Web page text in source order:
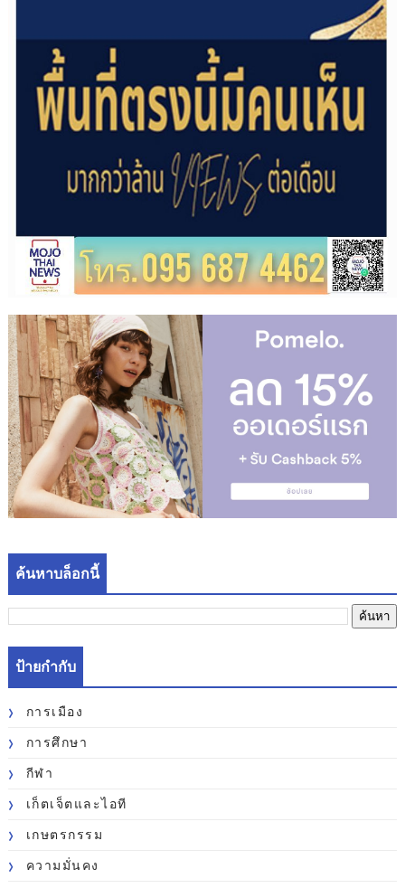
ค้นหาบล็อกนี้
ป้ายกำกับ
การเมือง
การศึกษา
กีฬา
เก็ตเจ็ตและไอที
เกษตรกรรม
ความมั่นคง